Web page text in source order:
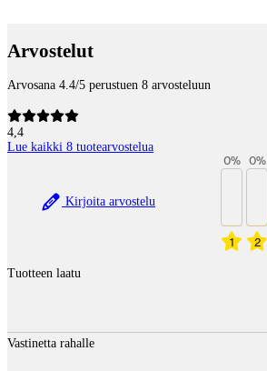
Arvostelut
Arvosana 4.4/5 perustuen 8 arvosteluun
4,4
Lue kaikki 8 tuotearvostelua
Kirjoita arvostelu
1
0%
2
0%
Tuotteen laatu
Vastinetta rahalle